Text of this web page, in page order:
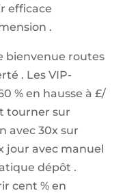
efficace
.
bienvenue routes
. Les VIP-
% en hausse à £/
tourner sur
avec 30x sur
jour avec manuel
dépôt .
cent % en